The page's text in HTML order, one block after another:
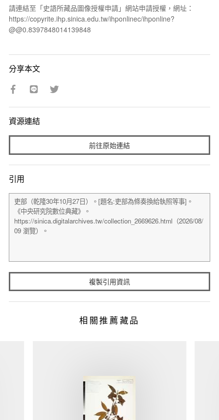
請連結至「史語所藏品圖像授權申請」網站申請授權，網址：
https://copyrite.ihp.sinica.edu.tw/ihponlinec/ihponline?
@@0.8397848014139848
分享本文
資源連結
前往原始連結
引用
複製引用資訊
相關推薦藏品